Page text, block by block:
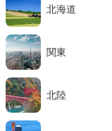
北海道
関東
北陸